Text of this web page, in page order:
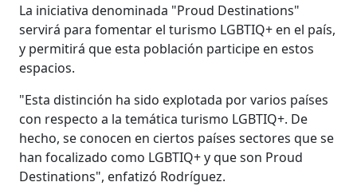
La iniciativa denominada "Proud Destinations"
servirá para fomentar el turismo LGBTIQ+ en el país,
y permitirá que esta población participe en estos
espacios.
"Esta distinción ha sido explotada por varios países
con respecto a la temática turismo LGBTIQ+. De
hecho, se conocen en ciertos países sectores que se
han focalizado como LGBTIQ+ y que son Proud
Destinations", enfatizó Rodríguez.